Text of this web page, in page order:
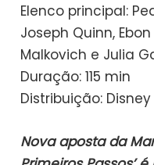
Elenco principal:
Joseph Quinn,
Malkovich e Julia
Duração: 115 min
Distribuição: Disney
Nova aposta da